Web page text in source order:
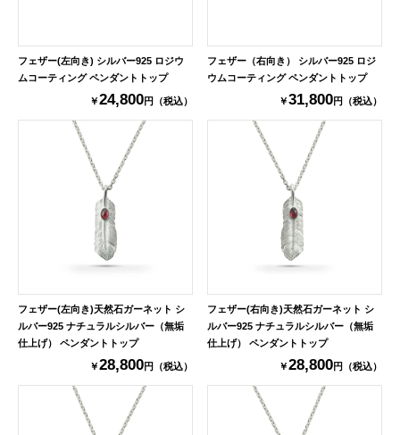
フェザー(左向き) シルバー925 ロジウ
ムコーティング ペンダントトップ
￥24,800円（税込）
フェザー（右向き） シルバー925 ロジ
ウムコーティング ペンダントトップ
￥31,800円（税込）
フェザー(左向き)天然石ガーネット シ
ルバー925 ナチュラルシルバー（無垢
仕上げ） ペンダントトップ
￥28,800円（税込）
フェザー(右向き)天然石ガーネット シ
ルバー925 ナチュラルシルバー（無垢
仕上げ） ペンダントトップ
￥28,800円（税込）